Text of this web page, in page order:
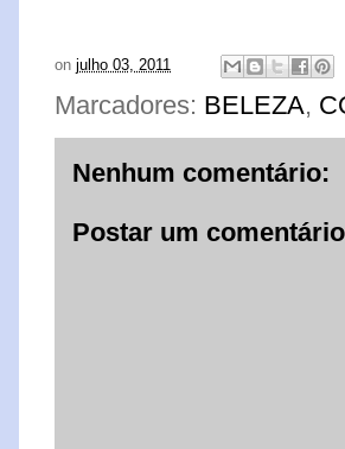
on julho 03, 2011
Marcadores: BELEZA,
Nenhum comentário:
Postar um comentário